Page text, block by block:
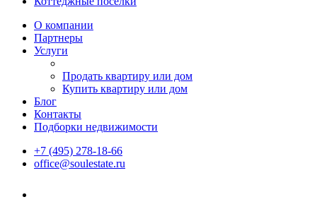
О компании
Партнеры
Услуги
Продать квартиру или дом
Купить квартиру или дом
Блог
Контакты
Подборки недвижимости
+7 (495) 278-18-66
office@soulestate.ru